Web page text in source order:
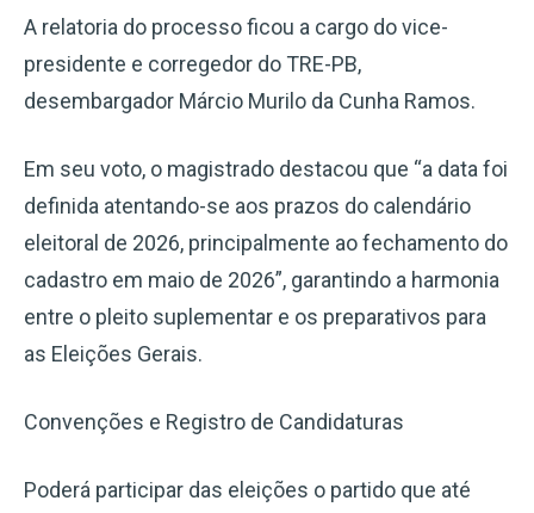
A relatoria do processo ficou a cargo do vice-
presidente e corregedor do TRE-PB,
desembargador Márcio Murilo da Cunha Ramos.
Em seu voto, o magistrado destacou que “a data foi
definida atentando-se aos prazos do calendário
eleitoral de 2026, principalmente ao fechamento do
cadastro em maio de 2026”, garantindo a harmonia
entre o pleito suplementar e os preparativos para
as Eleições Gerais.
Convenções e Registro de Candidaturas
Poderá participar das eleições o partido que até